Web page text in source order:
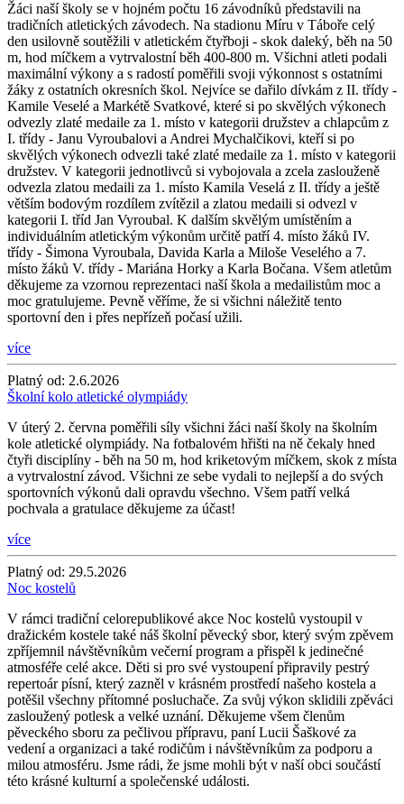
Žáci naší školy se v hojném počtu 16 závodníků představili na
tradičních atletických závodech. Na stadionu Míru v Táboře celý
den usilovně soutěžili v atletickém čtyřboji - skok daleký, běh na 50
m, hod míčkem a vytrvalostní běh 400-800 m. Všichni atleti podali
maximální výkony a s radostí poměřili svoji výkonnost s ostatními
žáky z ostatních okresních škol. Nejvíce se dařilo dívkám z II. třídy -
Kamile Veselé a Markétě Svatkové, které si po skvělých výkonech
odvezly zlaté medaile za 1. místo v kategorii družstev a chlapcům z
I. třídy - Janu Vyroubalovi a Andrei Mychalčikovi, kteří si po
skvělých výkonech odvezli také zlaté medaile za 1. místo v kategorii
družstev. V kategorii jednotlivců si vybojovala a zcela zaslouženě
odvezla zlatou medaili za 1. místo Kamila Veselá z II. třídy a ještě
větším bodovým rozdílem zvítězil a zlatou medaili si odvezl v
kategorii I. tříd Jan Vyroubal. K dalším skvělým umístěním a
individuálním atletickým výkonům určitě patří 4. místo žáků IV.
třídy - Šimona Vyroubala, Davida Karla a Miloše Veselého a 7.
místo žáků V. třídy - Mariána Horky a Karla Bočana. Všem atletům
děkujeme za vzornou reprezentaci naší škola a medailistům moc a
moc gratulujeme. Pevně věříme, že si všichni náležitě tento
sportovní den i přes nepřízeň počasí užili.
více
Platný od: 2.6.2026
Školní kolo atletické olympiády
V úterý 2. června poměřili síly všichni žáci naší školy na školním
kole atletické olympiády. Na fotbalovém hřišti na ně čekaly hned
čtyři disciplíny - běh na 50 m, hod kriketovým míčkem, skok z místa
a vytrvalostní závod. Všichni ze sebe vydali to nejlepší a do svých
sportovních výkonů dali opravdu všechno. Všem patří velká
pochvala a gratulace děkujeme za účast!
více
Platný od: 29.5.2026
Noc kostelů
V rámci tradiční celorepublikové akce Noc kostelů vystoupil v
dražickém kostele také náš školní pěvecký sbor, který svým zpěvem
zpříjemnil návštěvníkům večerní program a přispěl k jedinečné
atmosféře celé akce. Děti si pro své vystoupení připravily pestrý
repertoár písní, který zazněl v krásném prostředí našeho kostela a
potěšil všechny přítomné posluchače. Za svůj výkon sklidili zpěváci
zasloužený potlesk a velké uznání. Děkujeme všem členům
pěveckého sboru za pečlivou přípravu, paní Lucii Šaškové za
vedení a organizaci a také rodičům i návštěvníkům za podporu a
milou atmosféru. Jsme rádi, že jsme mohli být v naší obci součástí
této krásné kulturní a společenské události.